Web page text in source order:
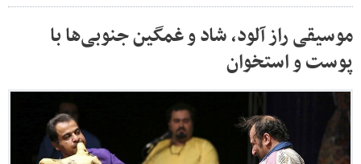
موسیقی راز آلود، شاد و غمگین جنوبی‌ها با
پوست و استخوان